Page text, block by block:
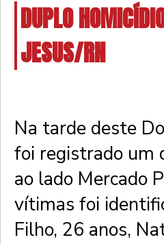
DUPLO
JESUS/RN
Na tarde deste
foi registrado um
ao lado Mercado
vítimas foi
Filho, 26 anos,